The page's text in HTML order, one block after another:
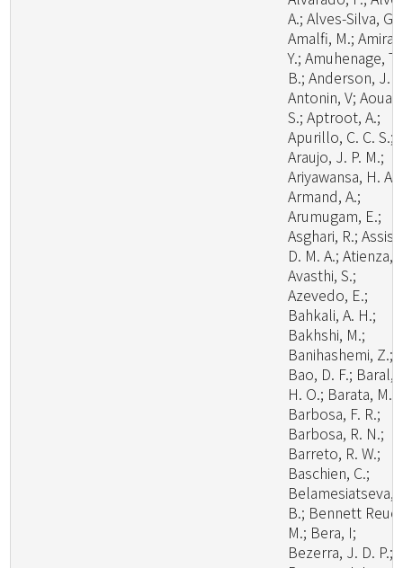
A.; Alves-Silva, G.;
Amalfi, M.; Amira,
Y.; Amuhenage, T.
B.; Anderson, J.
Antonin, V; Aouali,
S.; Aptroot, A.;
Apurillo, C. C. S.;
Araujo, J. P. M.;
Ariyawansa, H. A.;
Armand, A.;
Arumugam, E.;
Asghari, R.; Assis,
D. M. A.; Atienza,
Avasthi, S.;
Azevedo, E.;
Bahkali, A. H.;
Bakhshi, M.;
Banihashemi, Z.;
Bao, D. F.; Baral,
H. O.; Barata, M.;
Barbosa, F. R.;
Barbosa, R. N.;
Barreto, R. W.;
Baschien, C.;
Belamesiatseva,
B.; Bennett
M.; Bera, I;
Bezerra, J. D. P.;